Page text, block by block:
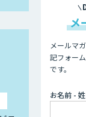
メ
メールマ
記フォー
です。
お名前 -